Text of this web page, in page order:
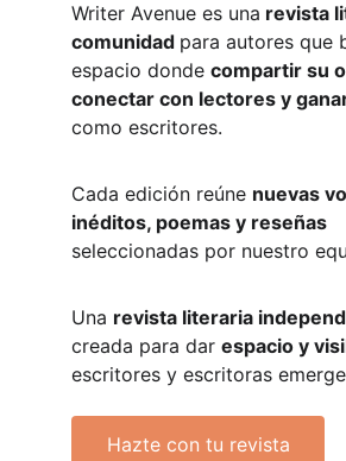
Hazte con tu revista
Writer Avenue es una revista
comunidad para autores que
espacio donde compartir su
conectar con lectores y
como escritores.
Cada edición reúne nuevas
inéditos, poemas y reseñas
seleccionadas por nuestro
Una revista literaria
creada para dar espacio y
escritores y escritoras